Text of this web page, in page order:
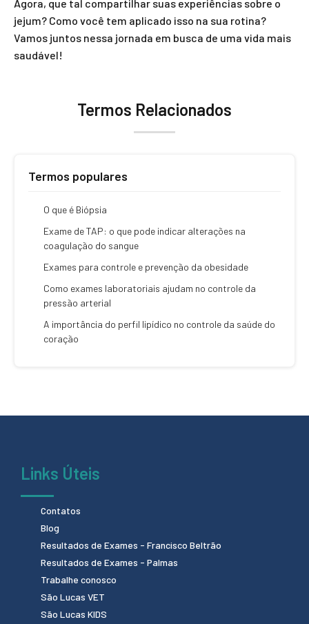
Agora, que tal compartilhar suas experiências sobre o
jejum? Como você tem aplicado isso na sua rotina?
Vamos juntos nessa jornada em busca de uma vida mais
saudável!
Termos Relacionados
Termos populares
O que é Biópsia
Exame de TAP: o que pode indicar alterações na
coagulação do sangue
Exames para controle e prevenção da obesidade
Como exames laboratoriais ajudam no controle da
pressão arterial
A importância do perfil lipídico no controle da saúde do
coração
Links Úteis
Contatos
Blog
Resultados de Exames - Francisco Beltrão
Resultados de Exames - Palmas
Trabalhe conosco
São Lucas VET
São Lucas KIDS